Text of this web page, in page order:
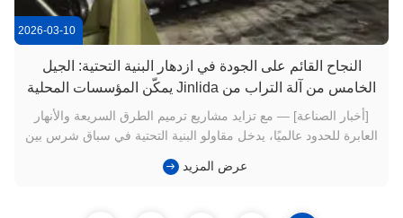
2026-03-10
النجاح القائم على الجودة في ازدهار البنية التحتية: الجيل
الخامس من آلة التراب من Jinlida يمكّن المؤسسات المحلية
من تأمين العقود الحكومية الرئيسية
[أخبار الصناعة] — مع تزايد مشاريع ترميم الطرق السريعة والأنهار
العابرة للحدود عالميًا، يدخل مقاولو البنية التحتية في سباق شرس بين
إنشاءات الطرق والجسور قفزة كبيرة في قدرتها الإنتاجية من خلال
عرض المزيد